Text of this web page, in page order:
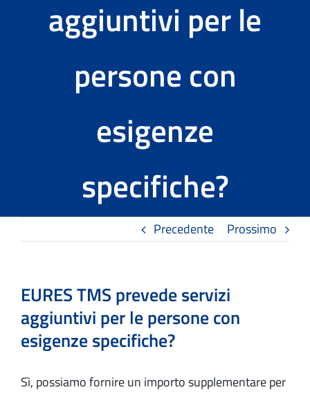
Il progetto EURES TMS
aggiuntivi per le
persone con
esigenze
specifiche?
Precedente Prossimo
EURES TMS prevede servizi
aggiuntivi per le persone con
esigenze specifiche?
Sì, possiamo fornire un importo supplementare per